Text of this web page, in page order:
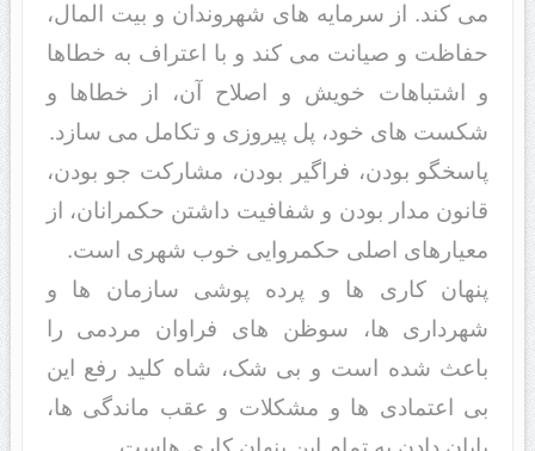
می کند. از سرمایه های شهروندان و بیت المال،
حفاظت و صیانت می کند و با اعتراف به خطاها
و اشتباهات خویش و اصلاح آن، از خطاها و
شکست های خود، پل پیروزی و تکامل می سازد.
پاسخگو بودن، فراگیر بودن، مشارکت جو بودن،
قانون مدار بودن و شفافیت داشتن حکمرانان، از
معیارهای اصلی حکمروایی خوب شهری است.
پنهان کاری ها و پرده پوشی سازمان ها و
شهرداری ها، سوظن های فراوان مردمی را
باعث شده است و بی شک، شاه کلید رفع این
بی اعتمادی ها و مشکلات و عقب ماندگی ها،